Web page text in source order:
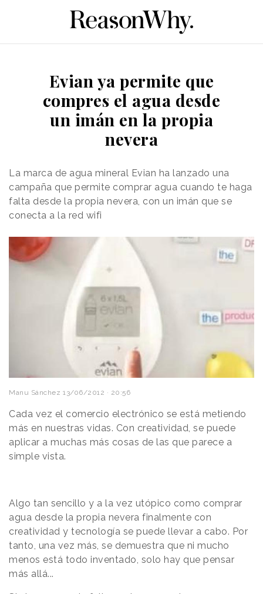
Evian ya permite que
compres el agua desde
un imán en la propia
nevera
La marca de agua mineral Evian ha lanzado una
campaña que permite comprar agua cuando te haga
falta desde la propia nevera, con un imán que se
conecta a la red wifi
Manu Sánchez 13/06/2012 · 20:56
Cada vez el comercio electrónico se está metiendo
más en nuestras vidas. Con creatividad, se puede
aplicar a muchas más cosas de las que parece a
simple vista.
Algo tan sencillo y a la vez utópico como comprar
agua desde la propia nevera finalmente con
creatividad y tecnología se puede llevar a cabo. Por
tanto, una vez más, se demuestra que ni mucho
menos está todo inventado, solo hay que pensar
más allá...